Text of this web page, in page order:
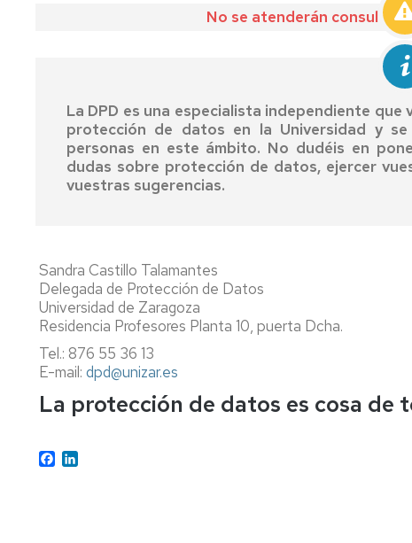
No se atenderán consultas
La DPD es una especialista independiente
protección de datos en la Universidad y
personas en este ámbito. No dudéis en
dudas sobre protección de datos, ejercer
vuestras sugerencias.
Sandra Castillo Talamantes
Delegada de Protección de Datos
Universidad de Zaragoza
Residencia Profesores Planta 10, puerta Dcha.
Tel.: 876 55 36 13
E-mail: dpd@unizar.es
La protección de datos es cosa de
Facebook